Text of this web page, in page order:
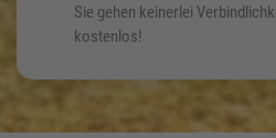
Sie gehen keinerlei
kostenlos!